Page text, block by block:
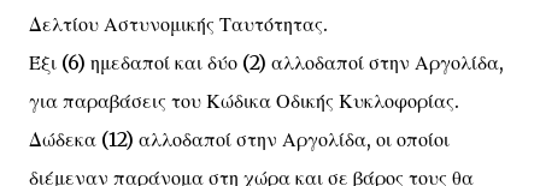
Δελτίου Αστυνομικής Ταυτότητας.
Έξι (6) ημεδαποί και δύο (2) αλλοδαποί στην Αργολίδα,
για παραβάσεις του Κώδικα Οδικής Κυκλοφορίας.
Δώδεκα (12) αλλοδαποί στην Αργολίδα, οι οποίοι
διέμεναν παράνομα στη χώρα και σε βάρος τους θα